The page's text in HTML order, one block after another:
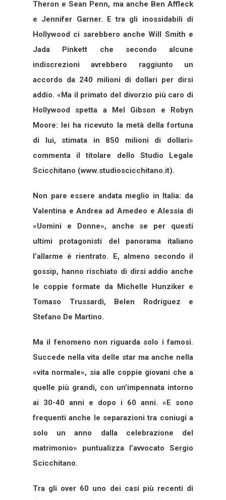
Theron e Sean Penn, ma anche Ben Affleck
e Jennifer Garner. E tra gli inossidabili di
Hollywood ci sarebbero anche Will Smith e
Jada Pinkett che secondo alcune
indiscrezioni avrebbero raggiunto un
accordo da 240 milioni di dollari per dirsi
addio. «Ma il primato del divorzio più caro di
Hollywood spetta a Mel Gibson e Robyn
Moore: lei ha ricevuto la metà della fortuna
di lui, stimata in 850 milioni di dollari»
commenta il titolare dello Studio Legale
Scicchitano (www.studioscicchitano.it).
Non pare essere andata meglio in Italia: da
Valentina e Andrea ad Amedeo e Alessia di
«Uomini e Donne», anche se per questi
ultimi protagonisti del panorama italiano
l’allarme è rientrato. E, almeno secondo il
gossip, hanno rischiato di dirsi addio anche
le coppie formate da Michelle Hunziker e
Tomaso Trussardi, Belen Rodríguez e
Stefano De Martino.
Ma il fenomeno non riguarda solo i famosi.
Succede nella vita delle star ma anche nella
«vita normale», sia alle coppie giovani che a
quelle più grandi, con un’impennata intorno
ai 30-40 anni e dopo i 60 anni. «E sono
frequenti anche le separazioni tra coniugi a
solo un anno dalla celebrazione del
matrimonio» puntualizza l’avvocato Sergio
Scicchitano.
Tra gli over 60 uno dei casi più recenti di